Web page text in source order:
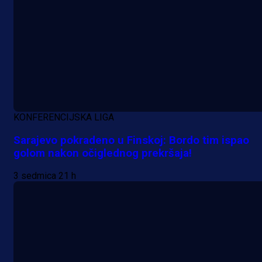
KONFERENCIJSKA LIGA
Sarajevo pokradeno u Finskoj: Bordo tim ispao
golom nakon očiglednog prekršaja!
3 sedmica 21 h